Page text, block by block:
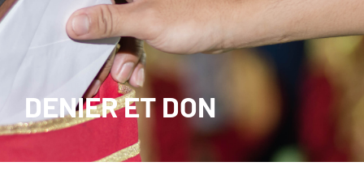
DENIER ET DON